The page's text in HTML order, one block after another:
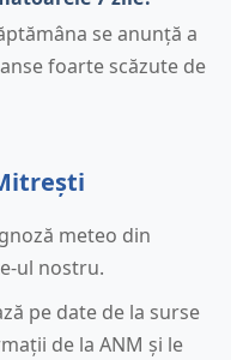
se anunță a
foarte scăzute de
meteo din
ul nostru.
pe date de la surse
de la ANM și le